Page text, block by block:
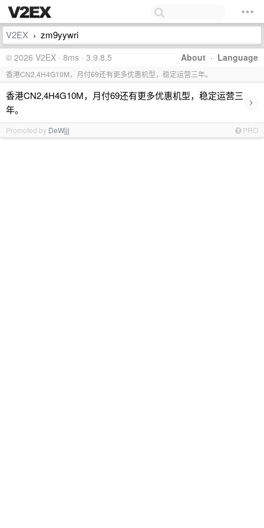
V2EX › zm9yywri
About · Language
© 2026 V2EX · 8ms · 3.9.8.5
香港CN2,4H4G10M，月付69还有更多优惠机型，稳定运营三年。
香港CN2,4H4G10M，月付69还有更多优惠机型，稳定运营三
年。
›
Promoted by DeWjjj PRO